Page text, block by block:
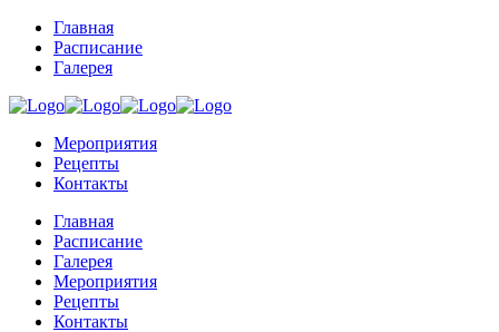
Главная
Расписание
Галерея
Мероприятия
Рецепты
Контакты
Главная
Расписание
Галерея
Мероприятия
Рецепты
Контакты